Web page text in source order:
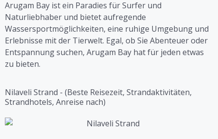
Arugam Bay ist ein Paradies für Surfer und
Naturliebhaber und bietet aufregende
Wassersportmöglichkeiten, eine ruhige Umgebung und
Erlebnisse mit der Tierwelt. Egal, ob Sie Abenteuer oder
Entspannung suchen, Arugam Bay hat für jeden etwas
zu bieten.
Nilaveli Strand - (Beste Reisezeit, Strandaktivitäten,
Strandhotels, Anreise nach)